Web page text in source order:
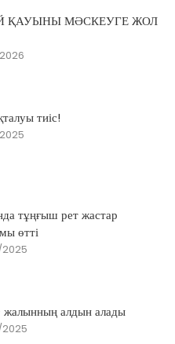
ҚАУЫНЫ МӘСКЕУГЕ ЖОЛ
тиіс!
тұңғыш рет жастар
өтті
алдын алады